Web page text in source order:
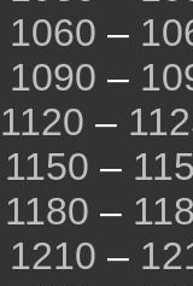
1060 –
1090 –
1120 –
1150 –
1180 –
1210 –